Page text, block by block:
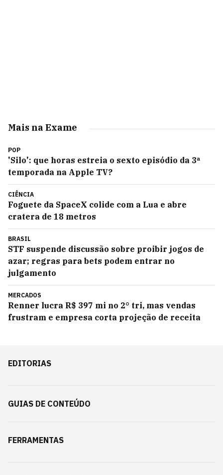
Mais na Exame
POP
'Silo': que horas estreia o sexto episódio da 3ª
temporada na Apple TV?
CIÊNCIA
Foguete da SpaceX colide com a Lua e abre
cratera de 18 metros
BRASIL
STF suspende discussão sobre proibir jogos de
azar; regras para bets podem entrar no
julgamento
MERCADOS
Renner lucra R$ 397 mi no 2° tri, mas vendas
frustram e empresa corta projeção de receita
EDITORIAS
GUIAS DE CONTEÚDO
FERRAMENTAS